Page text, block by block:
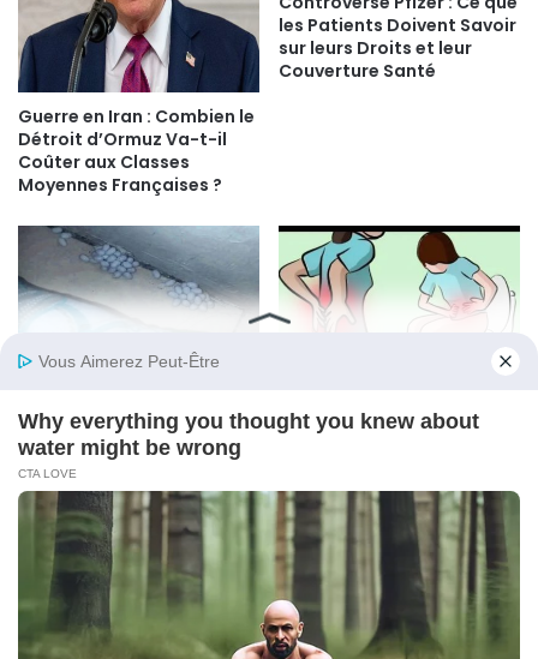
Guerre en Iran : Combien le
Détroit d’Ormuz Va-t-il
Coûter aux Classes
Moyennes Françaises ?
les Patients Doivent Savoir
sur leurs Droits et leur
Couverture Santé
Découvre des Œufs de
Lézard : Une Trouvaille
Insolite
prédateur invisible – 10
symptômes à ne pas
© Copyright 2026, All Rights Reserved |
Psicologia Plus
Politique de cookie
Politique de confidentialité
Contactez-nous